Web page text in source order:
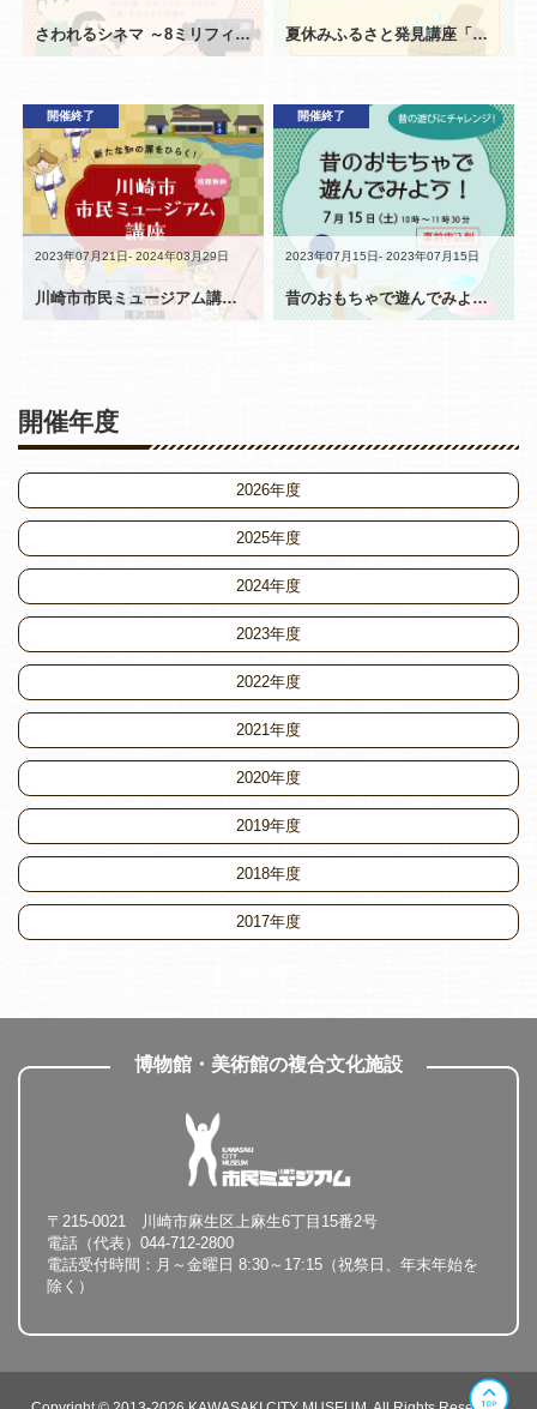
さわれるシネマ ～8ミリフィルムカメラで撮影と現像をしてみよう～ 夏休みふるさと発見講座「昔の道具を使ってみよう！」
講座
開催終了
2023年07月21日- 2024年03月29日
川崎市市民ミュージアム講座（オンライン）
イベント
開催終了
2023年07月15日- 2023年07月15日
昔のおもちゃで遊んでみよう！
開催年度
2026年度
2025年度
2024年度
2023年度
2022年度
2021年度
2020年度
2019年度
2018年度
2017年度
博物館・美術館の複合文化施設
〒215-0021 川崎市麻生区上麻生6丁目15番2号
電話（代表）044-712-2800
電話受付時間：月～金曜日 8:30～17:15（祝祭日、年末年始を
除く）